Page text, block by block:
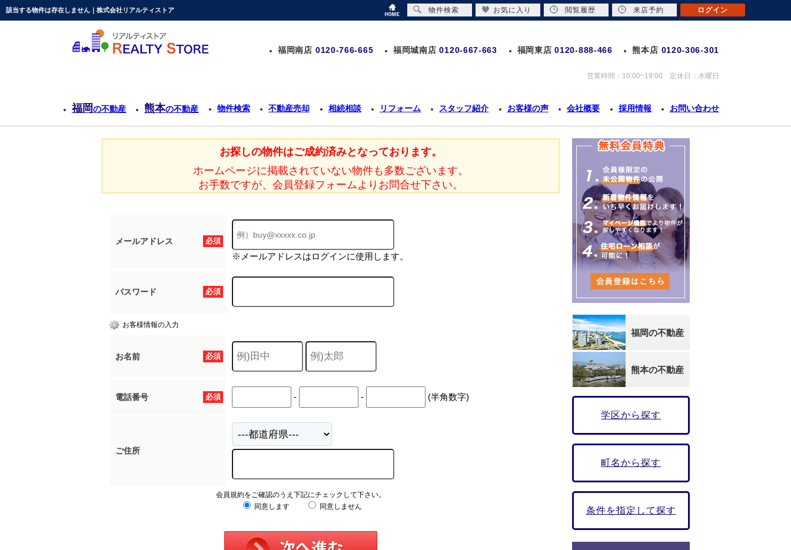
該当する物件は存在しません｜株式会社リアルティストア
福岡南店 0120-766-665 福岡城南店 0120-667-663 福岡東店 0120-888-466 熊本店 0120-306-301
営業時間：10:00~19:00 定休日：水曜日
福岡の不動産 熊本の不動産 物件検索 不動産売却 相続相談 リフォーム スタッフ紹介 お客様の声 会社概要 採用情報 お問い合わせ
お探しの物件はご成約済みとなっております。
ホームページに掲載されていない物件も多数ございます。
お手数ですが、会員登録フォームよりお問合せ下さい。
必須
メールアドレス
※メールアドレスはログインに使用します。
必須
パスワード
お客様情報の入力
必須
お名前
必須
電話番号 - - (半角数字)
ご住所
会員規約をご確認のうえ下記にチェックして下さい。
同意します
同意しません
福岡の不動産
熊本の不動産
学区から探す
町名から探す
条件を指定して探す
物件検索 お気に入り 閲覧履歴 来店予約 ログイン